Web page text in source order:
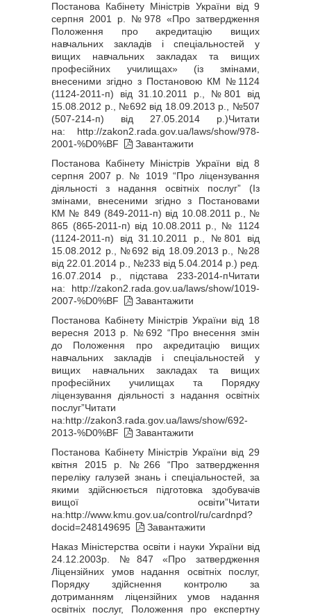
Постанова Кабінету Міністрів України від 9
серпня 2001 р. №978 «Про затвердження
Положення про акредитацію вищих
навчальних закладів і спеціальностей у
вищих навчальних закладах та вищих
професійних училищах» (із змінами,
внесеними згідно з Постановою КМ №1124
(1124-2011-п) від 31.10.2011 р., №801 від
15.08.2012 р., №692 від 18.09.2013 р., №507
(507-214-п) від 27.05.2014 р.)Читати
на: http://zakon2.rada.gov.ua/laws/show/978-
2001-%D0%BF
Завантажити
Постанова Кабінету Міністрів України від 8
серпня 2007 р. № 1019 “Про ліцензування
діяльності з надання освітніх послуг” (Із
змінами, внесеними згідно з Постановами
КМ № 849 (849-2011-п) від 10.08.2011 р., №
865 (865-2011-п) від 10.08.2011 р., № 1124
(1124-2011-п) від 31.10.2011 р., №801 від
15.08.2012 р., №692 від 18.09.2013 р., №28
від 22.01.2014 р., №233 від 5.04.2014 р.) ред.
16.07.2014 р., підстава 233-2014-пЧитати
на: http://zakon2.rada.gov.ua/laws/show/1019-
2007-%D0%BF
Завантажити
Постанова Кабінету Міністрів України від 18
вересня 2013 р. №692 “Про внесення змін
до Положення про акредитацію вищих
навчальних закладів і спеціальностей у
вищих навчальних закладах та вищих
професійних училищах та Порядку
ліцензування діяльності з надання освітніх
послуг”Читати
на:http://zakon3.rada.gov.ua/laws/show/692-
2013-%D0%BF
Завантажити
Постанова Кабінету Міністрів України від 29
квітня 2015 р. №266 “Про затвердження
переліку галузей знань і спеціальностей, за
якими здійснюється підготовка здобувачів
вищої освіти”Читати
на:http://www.kmu.gov.ua/control/ru/cardnpd?
docid=248149695
Завантажити
Наказ Міністерства освіти і науки України від
24.12.2003р. №847 «Про затвердження
Ліцензійних умов надання освітніх послуг,
Порядку здійснення контролю за
дотриманням ліцензійних умов надання
освітніх послуг, Положення про експертну